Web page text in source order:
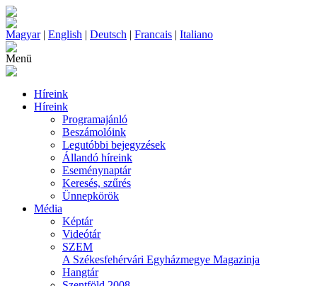
Magyar| English | Deutsch | Francais | Italiano
Menü
Híreink
Híreink
Programajánló
Beszámolóink
Legutóbbi bejegyzések
Állandó híreink
Eseménynaptár
Keresés, szűrés
Ünnepkörök
Média
Képtár
Videótár
SZEM
A Székesfehérvári Egyházmegye Magazinja
Hangtár